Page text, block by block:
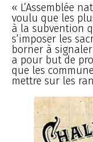
« L’Assemblée
voulu que les
à la subvention
s’imposer les
borner à
a pour but de
que les
mettre sur les